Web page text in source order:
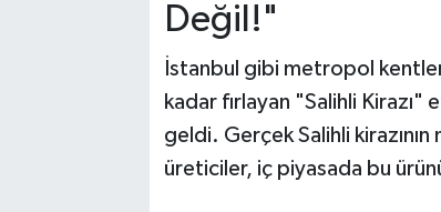
Değil!"
İstanbul gibi metropol
kadar fırlayan "Salihli
geldi. Gerçek Salihli
üreticiler, iç piyasada bu